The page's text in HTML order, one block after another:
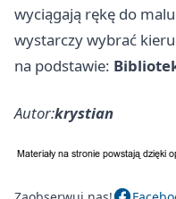
wyciągają rękę do
wystarczy wybrać
na podstawie:
Autor:krystian